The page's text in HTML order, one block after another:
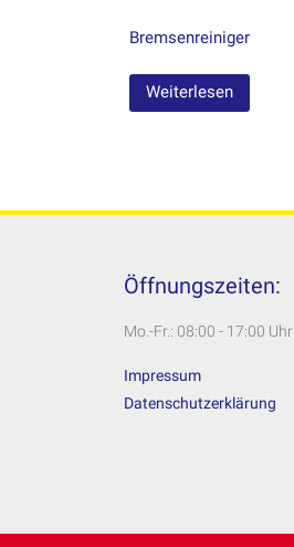
Bremsenreiniger
Weiterlesen
Öffnungszeiten:
Mo.-Fr.: 08:00 - 17:00 Uhr
Impressum
Datenschutzerklärung